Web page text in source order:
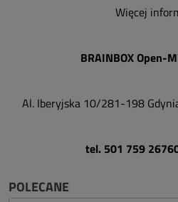
Więcej
BRAINBOX Open-
Al. Iberyjska 10/281-198
tel. 501 759 267
POLECANE